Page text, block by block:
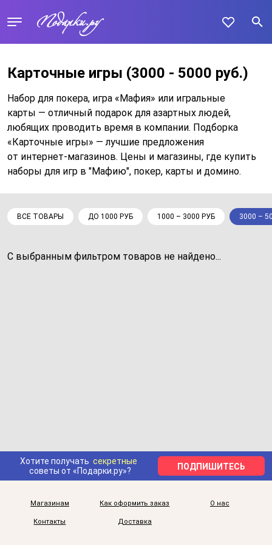
Карточные игры (3000 - 5000 руб.)
Набор для покера, игра «Мафия» или игральные
карты — отличный подарок для азартных людей,
любящих проводить время в компании. Подборка
«Карточные игры» — лучшие предложения
от интернет-магазинов. Цены и магазины, где купить
наборы для игр в "Мафию", покер, карты и домино.
ВСЕ ТОВАРЫ ДО 1000 РУБ 1000 – 3000 РУБ 3000 –
С выбранным фильтром товаров не найдено...
Хотите получать секретные
советы от «Подарки.ру»?
ПОДПИШИТЕСЬ
Магазинам Как оформить заказ О нас
Контакты Доставка